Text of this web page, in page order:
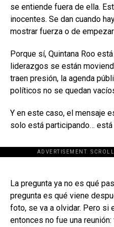
se entiende fuera de ella.
inocentes. Se dan cuando
mostrar fuerza o de
Porque sí, Quintana Roo
liderazgos se están
traen presión, la agenda
políticos no se quedan
Y en este caso, el mensaje
solo está participando… está
ADVERTISEMENT.
[adsforwp
La pregunta ya no es qué
pregunta es qué viene
foto, se va a olvidar. Pero si
entonces no fue una